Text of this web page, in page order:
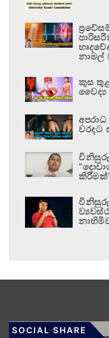
නාමල්
කුස
වෛද්‍ය
වරදට
විනිසුරු
SOCIAL SHARE